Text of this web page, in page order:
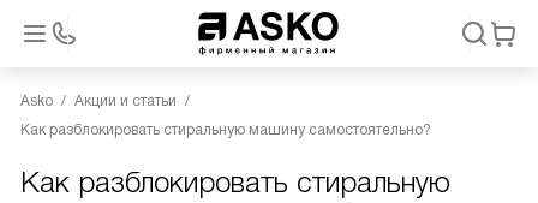
Asko
Акции и статьи
Как разблокировать стиральную машину самостоятельно?
Как разблокировать стиральную